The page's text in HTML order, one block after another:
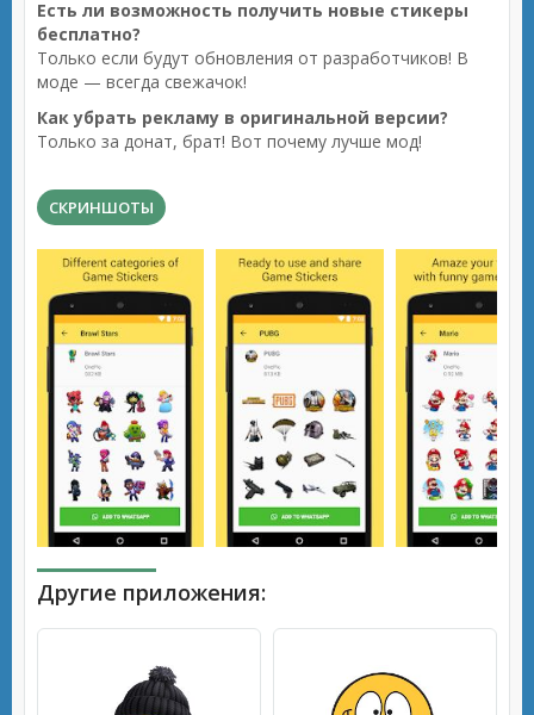
Есть ли возможность получить новые стикеры
бесплатно?
Только если будут обновления от разработчиков! В
моде — всегда свежачок!
Как убрать рекламу в оригинальной версии?
Только за донат, брат! Вот почему лучше мод!
СКРИНШОТЫ
Другие приложения: